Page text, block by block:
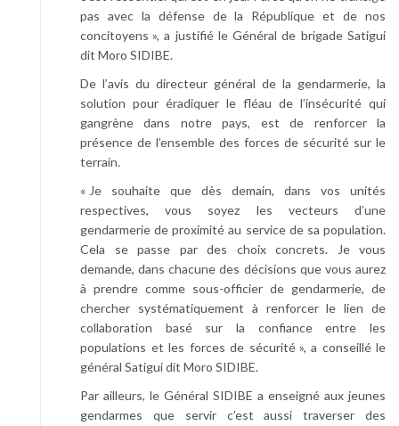
pas avec la défense de la République et de nos
concitoyens », a justifié le Général de brigade Satigui
dit Moro SIDIBE.
De l’avis du directeur général de la gendarmerie, la
solution pour éradiquer le fléau de l’insécurité qui
gangrène dans notre pays, est de renforcer la
présence de l’ensemble des forces de sécurité sur le
terrain.
« Je souhaite que dès demain, dans vos unités
respectives, vous soyez les vecteurs d’une
gendarmerie de proximité au service de sa population.
Cela se passe par des choix concrets. Je vous
demande, dans chacune des décisions que vous aurez
à prendre comme sous-officier de gendarmerie, de
chercher systématiquement à renforcer le lien de
collaboration basé sur la confiance entre les
populations et les forces de sécurité », a conseillé le
général Satigui dit Moro SIDIBE.
Par ailleurs, le Général SIDIBE a enseigné aux jeunes
gendarmes que servir c’est aussi traverser des